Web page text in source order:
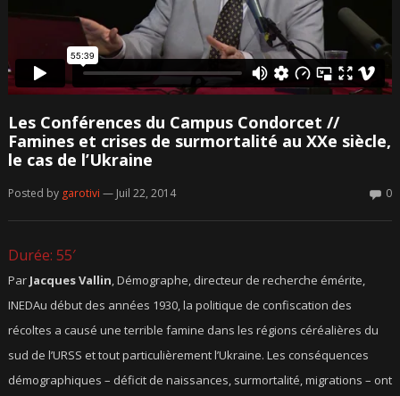
Les Conférences du Campus Condorcet //
Famines et crises de surmortalité au XXe siècle,
le cas de l’Ukraine
Posted by garotivi — Juil 22, 2014 0
Durée: 55′
Par Jacques Vallin,Démographe, directeur de recherche émérite,
INEDAu début des années 1930, la politique de confiscation des
récoltes a causé une terrible famine dans les régions céréalières du
sud de l’URSS et tout particulièrement l’Ukraine. Les conséquences
démographiques – déficit de naissances, surmortalité, migrations – ont